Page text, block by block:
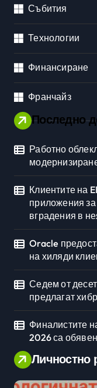
Събития
Технологии
Финансиране
Франчайз
Последно
Работно
Клиентите на
приложения
вградения в
Oracle
на хиляди
Седем от
предлагат
Финалистите
2026 са
Личностно